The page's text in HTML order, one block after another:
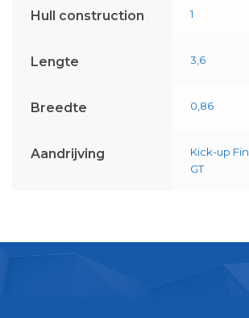
Hull construction 1
Lengte 3,6
Breedte 0,86
Aandrijving Kick-up Fin
GT